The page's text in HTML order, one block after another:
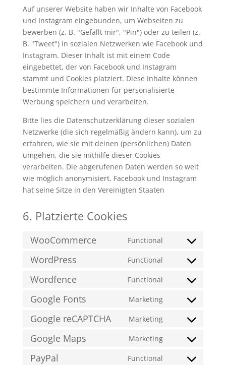
Auf unserer Website haben wir Inhalte von Facebook
und Instagram eingebunden, um Webseiten zu
bewerben (z. B. "Gefällt mir", "Pin") oder zu teilen (z.
B. "Tweet") in sozialen Netzwerken wie Facebook und
Instagram. Dieser Inhalt ist mit einem Code
eingebettet, der von Facebook und Instagram
stammt und Cookies platziert. Diese Inhalte können
bestimmte Informationen für personalisierte
Werbung speichern und verarbeiten.
Bitte lies die Datenschutzerklärung dieser sozialen
Netzwerke (die sich regelmäßig ändern kann), um zu
erfahren, wie sie mit deinen (persönlichen) Daten
umgehen, die sie mithilfe dieser Cookies
verarbeiten. Die abgerufenen Daten werden so weit
wie möglich anonymisiert. Facebook und Instagram
hat seine Sitze in den Vereinigten Staaten
6. Platzierte Cookies
WooCommerce Functional
Consent
woocommerce
WordPress Functional
Consent
wordpress
Wordfence Functional
Consent
wordfence
Google Fonts Marketing
Consent
google-
Google reCAPTCHA Marketing
Consent
google-
Google Maps Marketing
Consent
PayPal Functional